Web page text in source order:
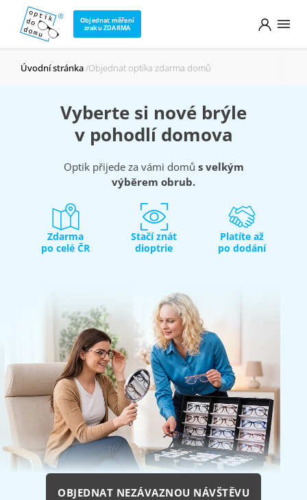
Objednat měření
zraku ZDARMA
Úvodní stránka Objednat optika zdarma domů
Vyberte si nové brýle
v pohodlí domova
Optik přijede za vámi domů s velkým
výběrem obrub.
Zdarma
po celé ČR
Stačí znát
dioptrie
Platíte až
po dodání
OBJEDNAT NEZÁVAZNOU NÁVŠTĚVU